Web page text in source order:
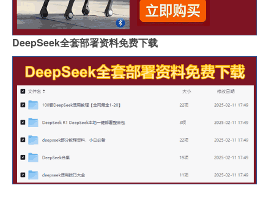
DeepSeek全套部署资料免费下载